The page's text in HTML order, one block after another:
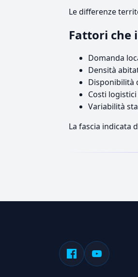
Le differenze
Fattori che
Domanda
Densità
Disponibilità
Costi
Variabilità
La fascia indicata